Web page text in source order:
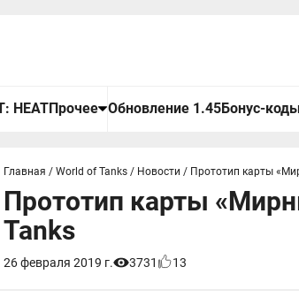
HEATПрочее Обновление 1.45Бонус-
Главная / World of Tanks / Новости / Прототип карты
Прототип карты
Tanks
26 февраля 2019 г. 3731 13